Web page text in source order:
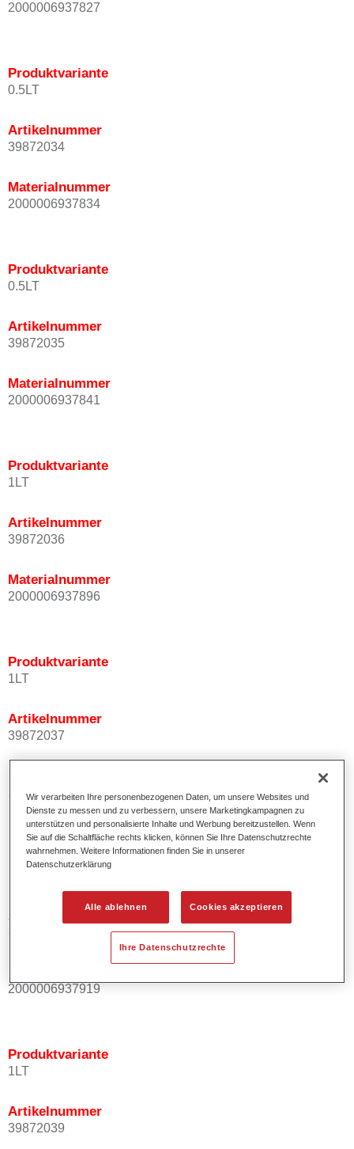
2000006937827
Produktvariante
0.5LT
Artikelnummer
39872034
Materialnummer
2000006937834
Produktvariante
0.5LT
Artikelnummer
39872035
Materialnummer
2000006937841
Produktvariante
1LT
Artikelnummer
39872036
Materialnummer
2000006937896
Produktvariante
1LT
Artikelnummer
39872037
2000006937902
Produktvariante
Artikelnummer
39872038
2000006937919
Produktvariante
1LT
Artikelnummer
39872039
Wir verarbeiten Ihre personenbezogenen Daten, um unsere Websites und
Dienste zu messen und zu verbessern, unsere Marketingkampagnen zu
unterstützen und personalisierte Inhalte und Werbung bereitzustellen. Wenn
Sie auf die Schaltfläche rechts klicken, können Sie Ihre Datenschutzrechte
wahrnehmen. Weitere Informationen finden Sie in unserer
Datenschutzerklärung
Alle ablehnen Cookies akzeptieren
Ihre Datenschutzrechte